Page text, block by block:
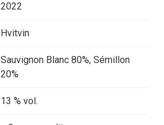
2022
Hvitvin
Sauvignon Blanc 80%, Sémillon
20%
13 % vol.